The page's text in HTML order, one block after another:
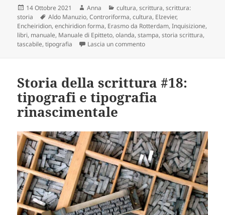
Scritto
il
14 Ottobre 2021 Autore
Anna Categorie
cultura,scrittura,scrittura:
storia
Tag
Aldo Manuzio,Controriforma,cultura, Elzevier,
Encheiridion,enchiridion forma, Erasmo da Rotterdam,Inquisizione,
libri, manuale, Manuale di Epitteto,olanda,stampa,storia scrittura,
tascabile,tipografia Lascia un commentosu Storia della scrittura
Storia della scrittura #18:
tipografi e tipografia
rinascimentale